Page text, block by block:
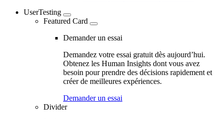
UserTesting
Featured Card
Demander un essai
Demandez votre essai gratuit dès aujourd’hui.
Obtenez les Human Insights dont vous avez
besoin pour prendre des décisions rapidement et
créer de meilleures expériences.
Demander un essai
Divider